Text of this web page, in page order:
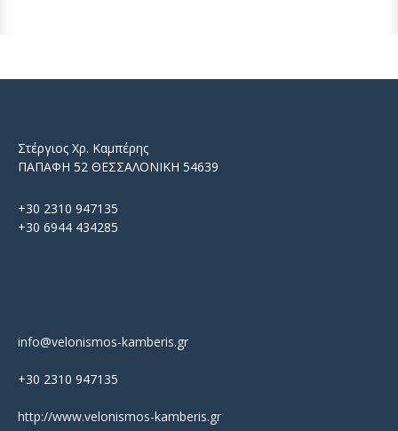
Στέργιος Χρ. Καμπέρης
ΠΑΠΑΦΗ 52 ΘΕΣΣΑΛΟΝΙΚΗ 54639
+30 2310 947135
+30 6944 434285
info@velonismos-kamberis.gr
+30 2310 947135
http://www.velonismos-kamberis.gr